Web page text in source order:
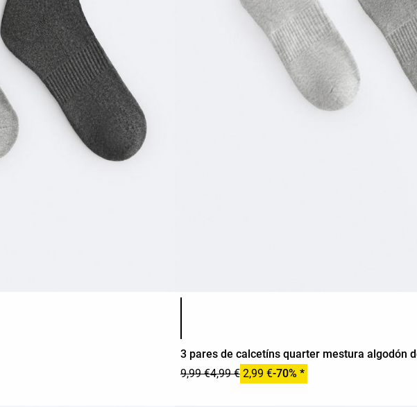
Lista de cores do produto
3 pares de calcetíns quarter mestura algodón
9,99 €4,99 € 2,99 €-70% *